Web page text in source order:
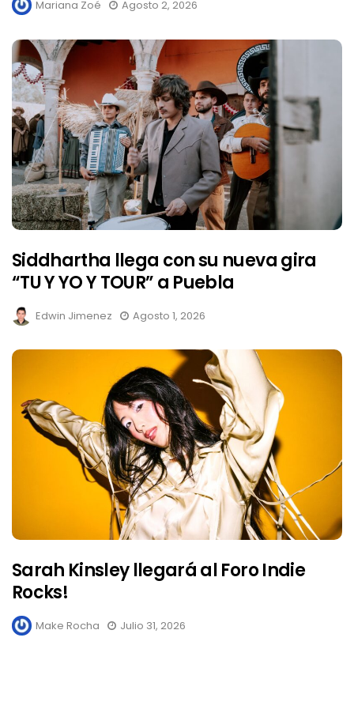
Mariana Zoé Agosto 2, 2026
Siddhartha llega con su nueva gira
“TU Y YO Y TOUR” a Puebla
Edwin Jimenez Agosto 1, 2026
Sarah Kinsley llegará al Foro Indie
Rocks!
Make Rocha Julio 31, 2026